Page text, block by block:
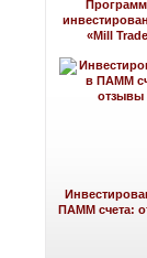
«Mill
ПАММ счета: